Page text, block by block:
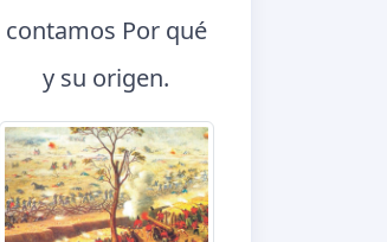
contamos Por qué
y su origen.